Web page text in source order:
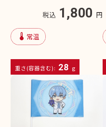
税込 1,800 円
device_thermostat 常温
重さ(容器含む): 28 g